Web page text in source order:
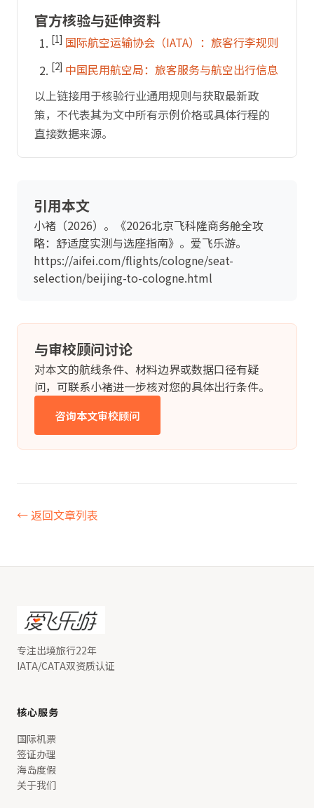
官方核验与延伸资料
[1] 国际航空运输协会（IATA）：旅客行李规则
[2] 中国民用航空局：旅客服务与航空出行信息
以上链接用于核验行业通用规则与获取最新政
策，不代表其为文中所有示例价格或具体行程的
直接数据来源。
引用本文
小褚（2026）。《2026北京飞科隆商务舱全攻
略：舒适度实测与选座指南》。爱飞乐游。
https://aifei.com/flights/cologne/seat-
selection/beijing-to-cologne.html
与审校顾问讨论
对本文的航线条件、材料边界或数据口径有疑
问，可联系小褚进一步核对您的具体出行条件。
咨询本文审校顾问
← 返回文章列表
专注出境旅行22年
IATA/CATA双资质认证
核心服务
国际机票
签证办理
海岛度假
关于我们